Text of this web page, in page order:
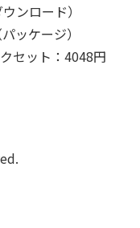
ンロード）
ッケージ）
セット：4048円